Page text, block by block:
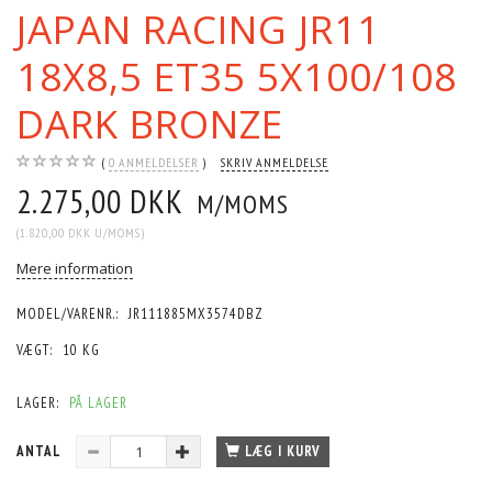
JAPAN RACING JR11
18X8,5 ET35 5X100/108
DARK BRONZE
0 ANMELDELSER SKRIV ANMELDELSE
2.275,00 DKK M/MOMS
(1.820,00 DKK U/MOMS)
Mere information
MODEL/VARENR.: JR111885MX3574DBZ
VÆGT:
10 KG
LAGER: PÅ LAGER
ANTAL LÆG I KURV